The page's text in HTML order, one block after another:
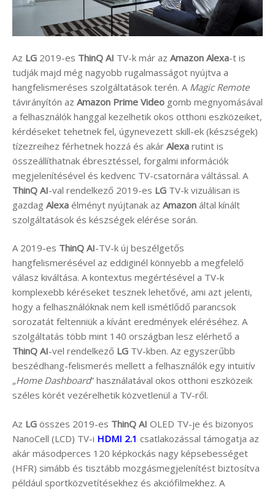
Az LG 2019-es ThinQ AI TV-k már az Amazon Alexa-t is
tudják majd még nagyobb rugalmasságot nyújtva a
hangfelismeréses szolgáltatások terén. A Magic Remote
távirányítón az Amazon Prime Video gomb megnyomásával
a felhasználók hanggal kezelhetik okos otthoni eszközeiket,
kérdéseket tehetnek fel, úgynevezett skill-ek (készségek)
tízezreihez férhetnek hozzá és akár Alexa rutint is
összeállíthatnak ébresztéssel, forgalmi információk
megjelenítésével és kedvenc TV-csatornára váltással. A
ThinQ AI-val rendelkező 2019-es LG TV-k vizuálisan is
gazdag Alexa élményt nyújtanak az Amazon által kínált
szolgáltatások és készségek elérése során.
A 2019-es ThinQ AI-TV-k új beszélgetős
hangfelismerésével az eddiginél könnyebb a megfelelő
válasz kiváltása. A kontextus megértésével a TV-k
komplexebb kéréseket tesznek lehetővé, ami azt jelenti,
hogy a felhasználóknak nem kell ismétlődő parancsok
sorozatát feltenniük a kívánt eredmények eléréséhez. A
szolgáltatás több mint 140 országban lesz elérhető a
ThinQ AI-vel rendelkező LG TV-kben. Az egyszerűbb
beszédhang-felismerés mellett a felhasználók egy intuitív
„Home Dashboard” használatával okos otthoni eszközeik
széles körét vezérelhetik közvetlenül a TV-ről.
Az LG összes 2019-es ThinQ AI OLED TV-je és bizonyos
NanoCell (LCD) TV-i HDMI 2.1 csatlakozással támogatja az
akár másodperces 120 képkockás nagy képsebességet
(HFR) simább és tisztább mozgásmegjelenítést biztosítva
például sportközvetítésekhez és akciófilmekhez. A